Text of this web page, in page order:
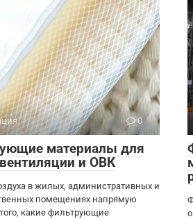
0
материалы для
и ОВК
в жилых, административных и
помещениях напрямую
какие фильтрующие